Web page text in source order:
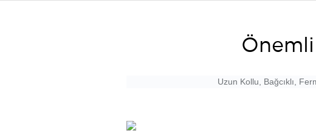
Uzun Kollu, Bağcıklı,